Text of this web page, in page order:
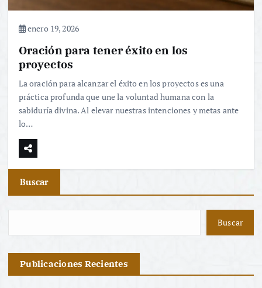
enero 19, 2026
Oración para tener éxito en los
proyectos
La oración para alcanzar el éxito en los proyectos es una
práctica profunda que une la voluntad humana con la
sabiduría divina. Al elevar nuestras intenciones y metas ante
lo…
Buscar
Buscar
Publicaciones Recientes